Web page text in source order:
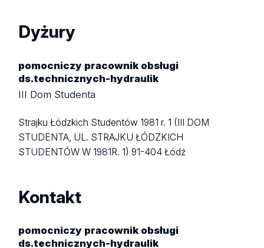
Dyżury
pomocniczy pracownik obsługi
ds.technicznych-hydraulik
III Dom Studenta
Strajku Łódzkich Studentów 1981 r. 1 (III DOM
STUDENTA, UL. STRAJKU ŁÓDZKICH
STUDENTÓW W 1981R. 1)91-404 Łódź
Kontakt
pomocniczy pracownik obsługi
ds.technicznych-hydraulik